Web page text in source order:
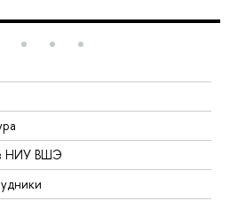
НИУ ВШЭ